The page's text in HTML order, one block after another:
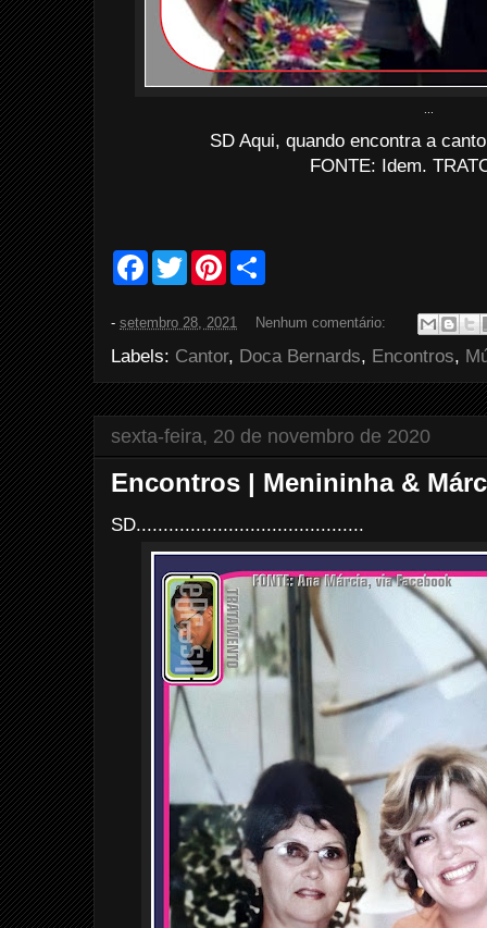
SD Aqui, quando encontra a
FONTE: Idem.
F
b
o
o
k
T
w
t
r
P
e
e
s
t
e
- setembro 28, 2021 Nenhum comentário:
Labels: Cantor, Doca Bernards, Encontros,
sexta-feira, 20 de novembro de 2020
Encontros | Menininha &
SD..........................................